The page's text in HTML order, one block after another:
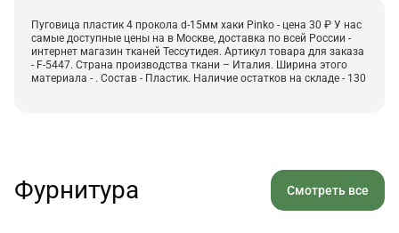
Пуговица пластик 4 прокола d-15мм хаки Pinko - цена 30 ₽ У нас
самые доступные цены на в Москве, доставка по всей России -
интернет магазин тканей Тессутидея. Артикул товара для заказа
- F-5447. Страна производства ткани – Италия. Ширина этого
материала - . Состав - Пластик. Наличие остатков на складе - 130
Фурнитура Смотреть все